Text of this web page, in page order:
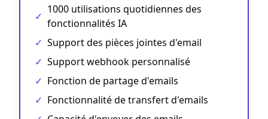
✓
1000 utilisations quotidiennes des
fonctionnalités IA
✓ Support des pièces jointes d'email
✓ Support webhook personnalisé
✓ Fonction de partage d'emails
✓ Fonctionnalité de transfert d'emails